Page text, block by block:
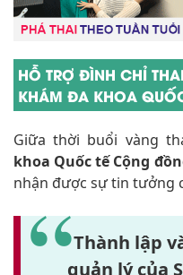
HỖ TRỢ ĐÌNH CHỈ
KHÁM ĐA KHOA
Giữa thời buổi vàng
khoa Quốc tế Cộng
nhận được sự tin tưởng
Thành lập
quản lý của